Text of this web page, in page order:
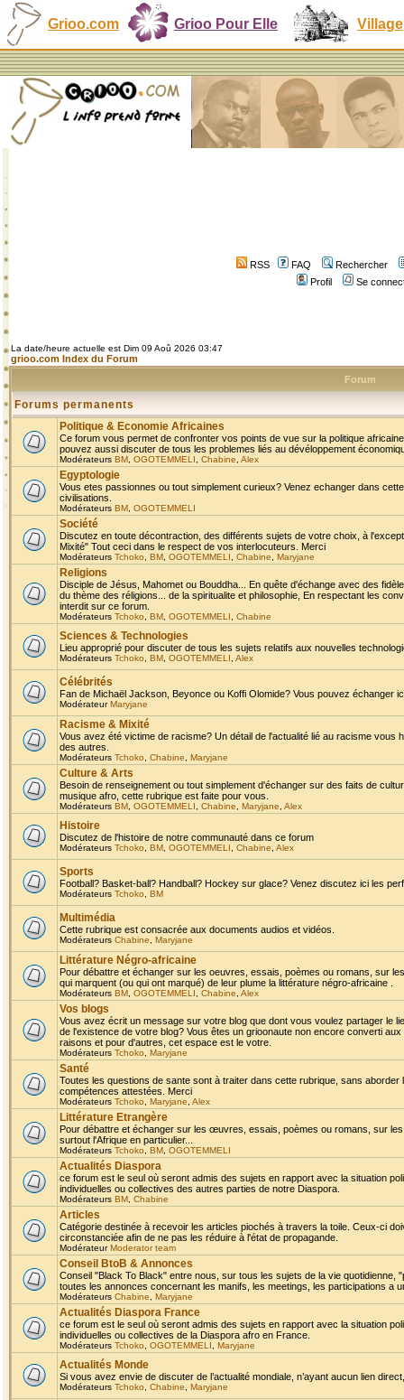
Grioo.com Grioo Pour Elle Village
RSS FAQ
Rechercher
Profil
Se
La date/heure actuelle est Dim 09 Aoû 2026 03:47
grioo.com Index du Forum
Forum
Forums permanents
Politique & Economie Africaines
Ce forum vous permet de confronter vos points de vue sur la politique
pouvez aussi discuter de tous les problemes liés au dévéloppement
Modérateurs BM OGOTEMMELI Chabine Alex
Egyptologie
Vous etes passionnes ou tout simplement curieux? Venez echanger dans
civilisations.
Modérateurs BM OGOTEMMELI
Société
Discutez en toute décontraction, des différents sujets de votre choix, à
Mixité" Tout ceci dans le respect de vos interlocuteurs. Merci
Modérateurs Tchoko BM OGOTEMMELI Chabine Maryjane
Religions
Disciple de Jésus, Mahomet ou Bouddha... En quête d'échange avec des
du thème des réligions... de la spiritualite et philosophie, En respectant les
interdit sur ce forum.
Modérateurs Tchoko BM OGOTEMMELI Chabine
Sciences & Technologies
Lieu approprié pour discuter de tous les sujets relatifs aux nouvelles
Modérateurs Tchoko BM OGOTEMMELI Alex
Célébrités
Fan de Michaël Jackson, Beyonce ou Koffi Olomide? Vous pouvez échanger
ModérateurMaryjane
Racisme & Mixité
Vous avez été victime de racisme? Un détail de l'actualité lié au racisme
des autres.
Modérateurs Tchoko Chabine Maryjane
Culture & Arts
Besoin de renseignement ou tout simplement d'échanger sur des faits de
musique afro, cette rubrique est faite pour vous.
Modérateurs BM OGOTEMMELI Chabine Maryjane Alex
Histoire
Discutez de l'histoire de notre communauté dans ce forum
Modérateurs Tchoko BM OGOTEMMELI Chabine Alex
Sports
Football? Basket-ball? Handball? Hockey sur glace? Venez discutez ici les
Modérateurs Tchoko BM
Multimédia
Cette rubrique est consacrée aux documents audios et vidéos.
Modérateurs Chabine Maryjane
Littérature Négro-africaine
Pour débattre et échanger sur les oeuvres, essais, poèmes ou romans, sur
qui marquent (ou qui ont marqué) de leur plume la littérature négro-africaine .
Modérateurs BM OGOTEMMELI Chabine Alex
Vos blogs
Vous avez écrit un message sur votre blog que dont vous voulez partager le
de l'existence de votre blog? Vous êtes un grioonaute non encore converti
raisons et pour d'autres, cet espace est le votre.
Modérateurs Tchoko Maryjane
Santé
Toutes les questions de sante sont à traiter dans cette rubrique, sans
compétences attestées. Merci
Modérateurs Tchoko Maryjane Alex
Littérature Etrangère
Pour débattre et échanger sur les œuvres, essais, poèmes ou romans, sur
surtout l'Afrique en particulier...
Modérateurs Tchoko BM OGOTEMMELI
Actualités Diaspora
ce forum est le seul où seront admis des sujets en rapport avec la situation
individuelles ou collectives des autres parties de notre Diaspora.
Modérateurs BM Chabine
Articles
Catégorie destinée à recevoir les articles piochés à travers la toile. Ceux-ci
circonstanciée afin de ne pas les réduire à l'état de propagande.
ModérateurModerator team
Conseil BtoB & Annonces
Conseil "Black To Black" entre nous, sur tous les sujets de la vie
toutes les annonces concernant les manifs, les meetings, les participations a
Modérateurs Chabine Maryjane
Actualités Diaspora France
ce forum est le seul où seront admis des sujets en rapport avec la situation
individuelles ou collectives de la Diaspora afro en France.
Modérateurs Tchoko OGOTEMMELI Maryjane
Actualités Monde
Si vous avez envie de discuter de l’actualité mondiale, n’ayant aucun lien
Modérateurs Tchoko Chabine Maryjane